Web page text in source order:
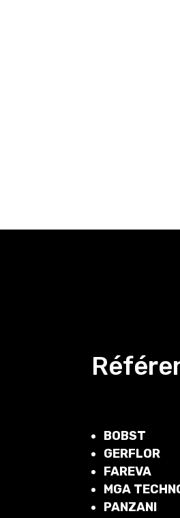
BOBST
GERFLOR
FAREVA
MGA
PANZANI